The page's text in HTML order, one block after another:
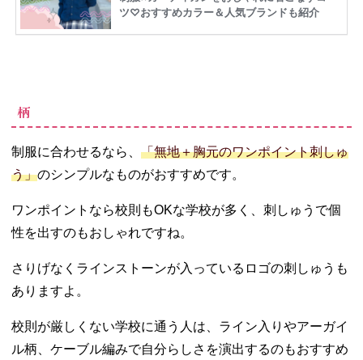
柄
制服に合わせるなら、 「無地＋胸元のワンポイント刺しゅ
う」のシンプルなものがおすすめです。
ワンポイントなら校則もOKな学校が多く、刺しゅうで個
性を出すのもおしゃれですね。
さりげなくラインストーンが入っているロゴの刺しゅうも
ありますよ。
校則が厳しくない学校に通う人は、ライン入りやアーガイ
ル柄、ケーブル編みで自分らしさを演出するのもおすすめ